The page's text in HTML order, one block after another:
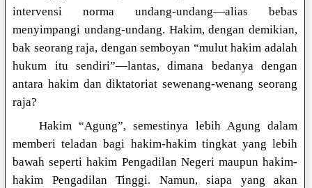
intervensi norma undang-undang—alias bebas
menyimpangi undang-undang. Hakim, dengan demikian,
bak seorang raja, dengan semboyan “mulut hakim adalah
hukum itu sendiri”—lantas, dimana bedanya dengan
antara hakim dan diktatoriat sewenang-wenang seorang
raja?
Hakim “Agung”, semestinya lebih Agung dalam
memberi teladan bagi hakim-hakim tingkat yang lebih
bawah seperti hakim Pengadilan Negeri maupun hakim-
hakim Pengadilan Tinggi. Namun, siapa yang akan